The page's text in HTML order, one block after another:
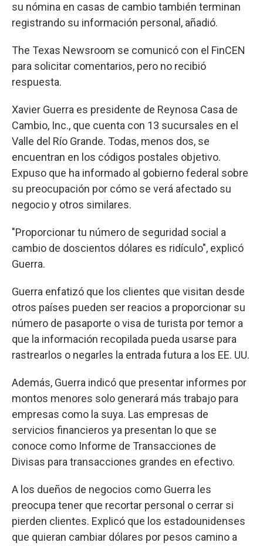
su nómina en casas de cambio también terminan
registrando su información personal, añadió.
The Texas Newsroom se comunicó con el FinCEN
para solicitar comentarios, pero no recibió
respuesta.
Xavier Guerra es presidente de Reynosa Casa de
Cambio, Inc., que cuenta con 13 sucursales en el
Valle del Río Grande. Todas, menos dos, se
encuentran en los códigos postales objetivo.
Expuso que ha informado al gobierno federal sobre
su preocupación por cómo se verá afectado su
negocio y otros similares.
"Proporcionar tu número de seguridad social a
cambio de doscientos dólares es ridículo", explicó
Guerra.
Guerra enfatizó que los clientes que visitan desde
otros países pueden ser reacios a proporcionar su
número de pasaporte o visa de turista por temor a
que la información recopilada pueda usarse para
rastrearlos o negarles la entrada futura a los EE. UU.
Además, Guerra indicó que presentar informes por
montos menores solo generará más trabajo para
empresas como la suya. Las empresas de
servicios financieros ya presentan lo que se
conoce como Informe de Transacciones de
Divisas para transacciones grandes en efectivo.
A los dueños de negocios como Guerra les
preocupa tener que recortar personal o cerrar si
pierden clientes. Explicó que los estadounidenses
que quieran cambiar dólares por pesos camino a